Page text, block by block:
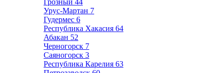
Грозный 44
Урус-Мартан 7
Гудермес 6
Республика Хакасия 64
Абакан 52
Черногорск 7
Саяногорск 3
Республика Карелия 63